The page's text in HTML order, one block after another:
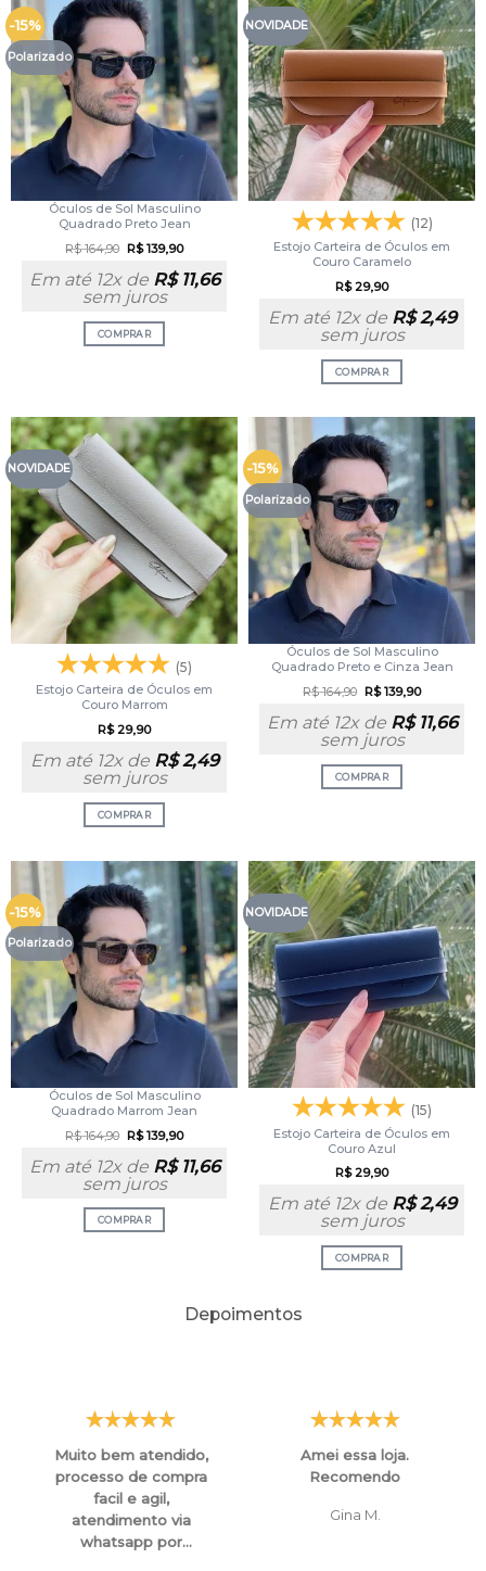
-15%
Polarizado
Óculos de Sol Masculino
Quadrado Preto Jean
R$164,90 R$139,90
Em até 12x de R$11,66
sem juros
COMPRAR
NOVIDADE
(12)
Estojo Carteira de Óculos em
Couro Caramelo
R$29,90
Em até 12x de R$2,49
sem juros
COMPRAR
NOVIDADE
(5)
Estojo Carteira de Óculos em
Couro Marrom
R$29,90
Em até 12x de R$2,49
sem juros
COMPRAR
-15%
Polarizado
Óculos de Sol Masculino
Quadrado Preto e Cinza Jean
R$164,90 R$139,90
Em até 12x de R$11,66
sem juros
COMPRAR
-15%
Polarizado
Óculos de Sol Masculino
Quadrado Marrom Jean
R$164,90 R$139,90
Em até 12x de R$11,66
sem juros
COMPRAR
NOVIDADE
(15)
Estojo Carteira de Óculos em
Couro Azul
R$29,90
Em até 12x de R$2,49
sem juros
COMPRAR
Depoimentos
Muito bem atendido,
processo de compra
facil e agil,
atendimento via
whatsapp por
Amei essa loja.
Recomendo
Gina M.